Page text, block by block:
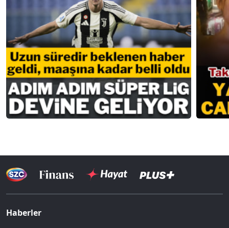
Haberler